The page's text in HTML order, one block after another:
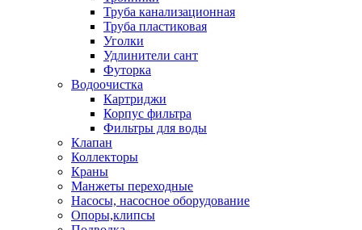
Труба канализационная
Труба пластиковая
Уголки
Удлинители сант
Футорка
Водоочистка
Картриджи
Корпус фильтра
Фильтры для воды
Клапан
Коллекторы
Краны
Манжеты переходные
Насосы, насосное оборудование
Опоры,клипсы